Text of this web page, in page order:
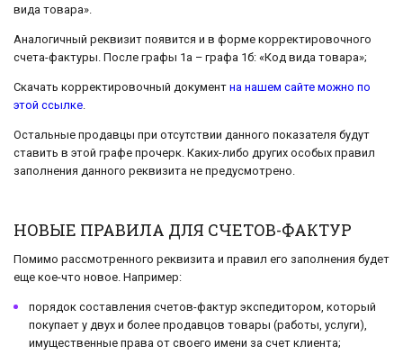
вида товара».
Аналогичный реквизит появится и в форме корректировочного
счета-фактуры. После графы 1а – графа 1б: «Код вида товара»;
Скачать корректировочный документ на нашем сайте можно по
этой ссылке.
Остальные продавцы при отсутствии данного показателя будут
ставить в этой графе прочерк. Каких-либо других особых правил
заполнения данного реквизита не предусмотрено.
НОВЫЕ ПРАВИЛА ДЛЯ СЧЕТОВ-ФАКТУР
Помимо рассмотренного реквизита и правил его заполнения будет
еще кое-что новое. Например:
порядок составления счетов-фактур экспедитором, который
покупает у двух и более продавцов товары (работы, услуги),
имущественные права от своего имени за счет клиента;